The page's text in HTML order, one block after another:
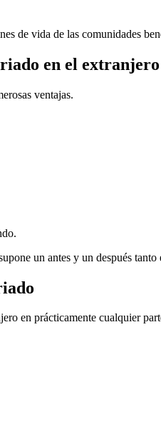
de vida de las comunidades
en el extranjero
ventajas.
un antes y un después
en prácticamente cualquier